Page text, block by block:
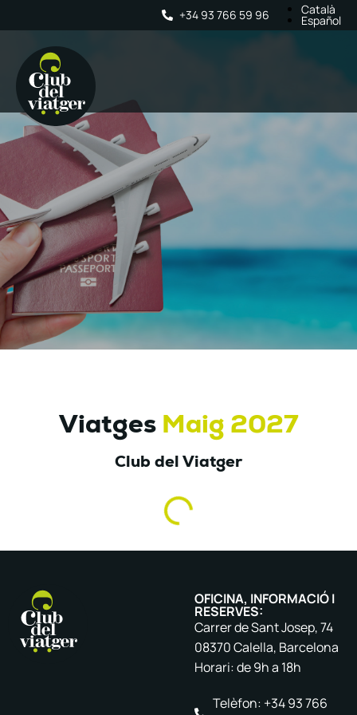
+34 93 766 59 96 Català
Español
Viatges Maig 2027
Club del Viatger
OFICINA, INFORMACIÓ I
RESERVES:
Carrer de Sant Josep, 74
08370 Calella, Barcelona
Horari: de 9h a 18h
Telèfon: +34 93 766